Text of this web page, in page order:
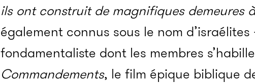
ils ont construit de magnifiques demeures
également connus sous le nom
fondamentaliste dont les membres
Commandements, le film épique biblique